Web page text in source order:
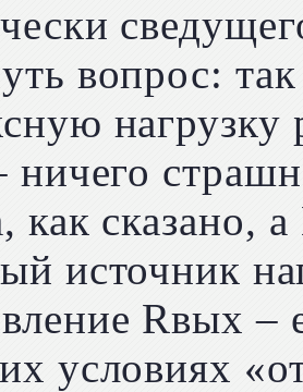
вопрос:
нагрузку
ничего
как сказано,
источник
Rвых
условиях